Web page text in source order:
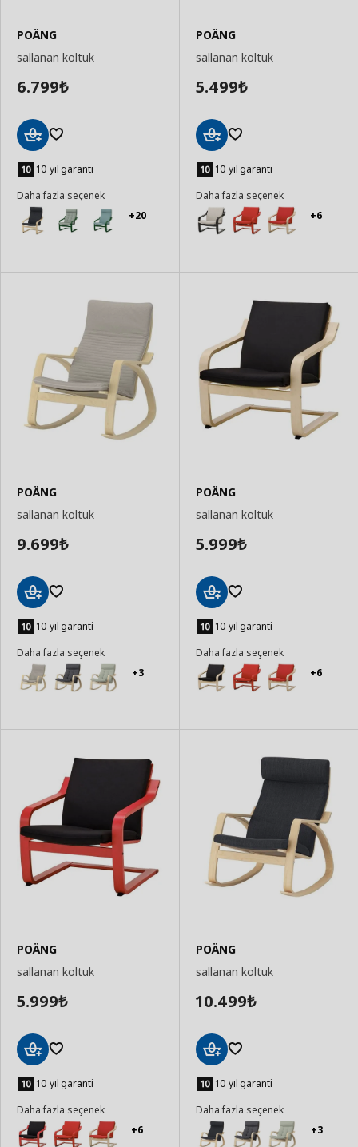
POÄNG
sallanan koltuk
6.799₺
Ekle 10 yıl garanti
Daha fazla seçenek
+20
POÄNG
sallanan koltuk
5.499₺
Ekle 10 yıl garanti
Daha fazla seçenek
+6
POÄNG
sallanan koltuk
9.699₺
Ekle 10 yıl garanti
Daha fazla seçenek
+3
POÄNG
sallanan koltuk
5.999₺
Ekle 10 yıl garanti
Daha fazla seçenek
+6
POÄNG
sallanan koltuk
5.999₺
Ekle 10 yıl garanti
Daha fazla seçenek
+6
POÄNG
sallanan koltuk
10.499₺
Ekle 10 yıl garanti
Daha fazla seçenek
+3